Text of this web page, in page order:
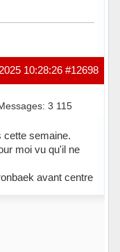
#12698
10:28:26
3 115
cette semaine.
moi vu qu'il ne
avant centre